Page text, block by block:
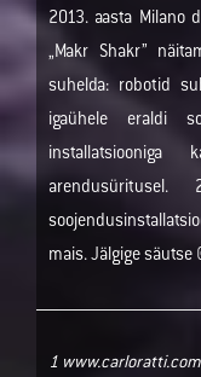
2013. aasta Milano
„Makr Shakr”
suhelda: robotid
igaühele eraldi
mais. Jälgige säutse
1